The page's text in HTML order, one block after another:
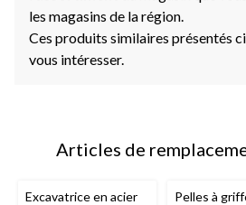
les magasins de la région.
Ces produits similaires présentés
vous intéresser.
Articles de
Excavatrice en acier
Pelles à